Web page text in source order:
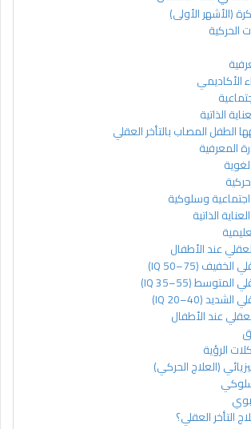
الطفل المصاب بالتأخر العقلي
عند الأطفال
عند الأطفال
التأخر العقلي؟